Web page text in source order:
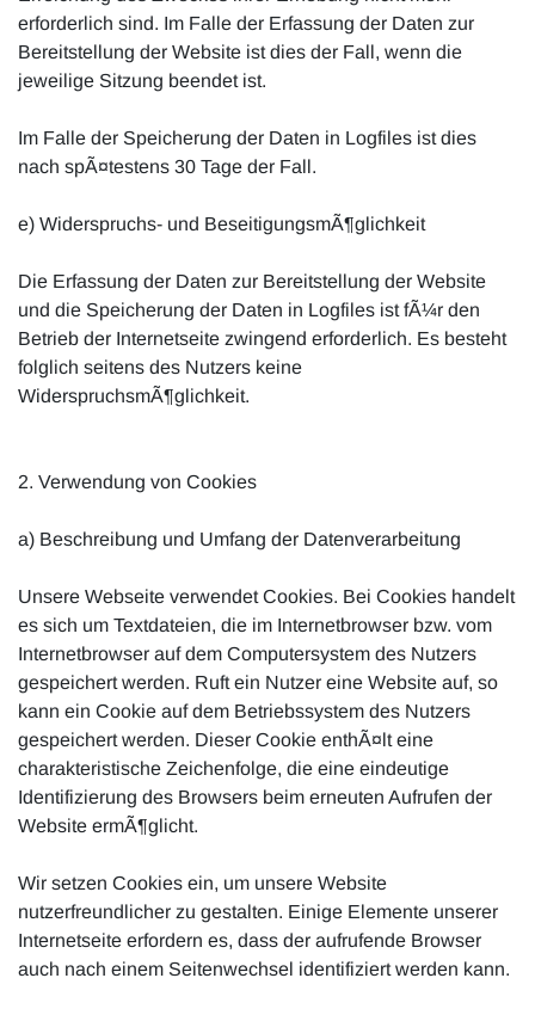
erforderlich sind. Im Falle der Erfassung der Daten zur
Bereitstellung der Website ist dies der Fall, wenn die
jeweilige Sitzung beendet ist.
Im Falle der Speicherung der Daten in Logfiles ist dies
nach spÃ¤testens 30 Tage der Fall.
e) Widerspruchs- und BeseitigungsmÃ¶glichkeit
Die Erfassung der Daten zur Bereitstellung der Website
und die Speicherung der Daten in Logfiles ist fÃ¼r den
Betrieb der Internetseite zwingend erforderlich. Es besteht
folglich seitens des Nutzers keine
WiderspruchsmÃ¶glichkeit.
2. Verwendung von Cookies
a) Beschreibung und Umfang der Datenverarbeitung
Unsere Webseite verwendet Cookies. Bei Cookies handelt
es sich um Textdateien, die im Internetbrowser bzw. vom
Internetbrowser auf dem Computersystem des Nutzers
gespeichert werden. Ruft ein Nutzer eine Website auf, so
kann ein Cookie auf dem Betriebssystem des Nutzers
gespeichert werden. Dieser Cookie enthÃ¤lt eine
charakteristische Zeichenfolge, die eine eindeutige
Identifizierung des Browsers beim erneuten Aufrufen der
Website ermÃ¶glicht.
Wir setzen Cookies ein, um unsere Website
nutzerfreundlicher zu gestalten. Einige Elemente unserer
Internetseite erfordern es, dass der aufrufende Browser
auch nach einem Seitenwechsel identifiziert werden kann.